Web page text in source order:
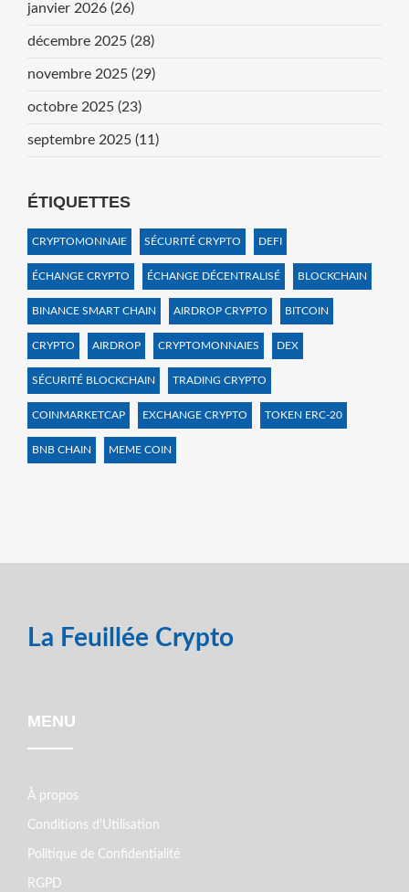
janvier 2026 (26)
décembre 2025 (28)
novembre 2025 (29)
octobre 2025 (23)
septembre 2025 (11)
ÉTIQUETTES
CRYPTOMONNAIE SÉCURITÉ CRYPTO DEFI
ÉCHANGE CRYPTO ÉCHANGE DÉCENTRALISÉ BLOCKCHAIN
BINANCE SMART CHAIN AIRDROP CRYPTO BITCOIN
CRYPTO AIRDROP CRYPTOMONNAIES DEX
SÉCURITÉ BLOCKCHAIN TRADING CRYPTO
COINMARKETCAP EXCHANGE CRYPTO TOKEN ERC-20
BNB CHAIN MEME COIN
La Feuillée Crypto
MENU
À propos
Conditions d'Utilisation
Politique de Confidentialité
RGPD